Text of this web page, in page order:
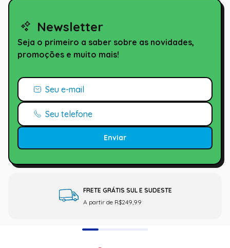
Newsletter
Seja o primeiro a saber sobre as novidades,
promoções e muito mais!
Enviar
FRETE GRÁTIS SUL E SUDESTE
A partir de R$249,99